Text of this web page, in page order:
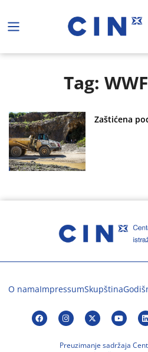
Tag:
Zaštićena
O namaImpressumSkupština
Preuzimanje sadržaja